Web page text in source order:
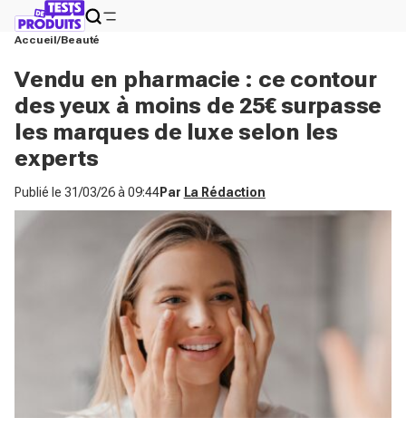
Accueil Beauté
Vendu en pharmacie : ce contour
des yeux à moins de 25€ surpasse
les marques de luxe selon les
experts
Publié le 31/03/26 à 09:44Par La Rédaction